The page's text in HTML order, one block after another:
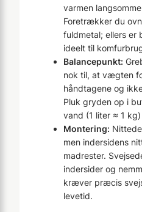
varmen
Foretrækker du
fuldmetal; ellers er
ideelt til
Balancepunkt:
nok til, at vægten
håndtagene og
Pluk gryden op i
vand (1 liter ≈ 1
Montering:
men indersidens
madrester.
indersider og
kræver præcis
levetid.